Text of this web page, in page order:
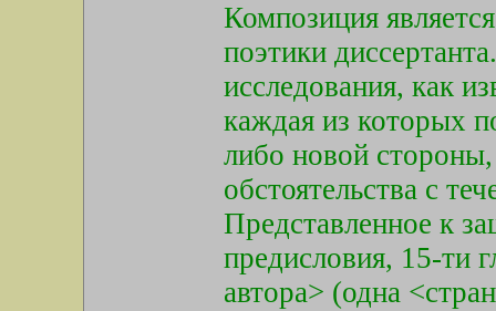
Композиция
поэтики
исследования, как
каждая из которых
либо новой
обстоятельства с
Представленное к
предисловия, 15-ти
автора> (одна